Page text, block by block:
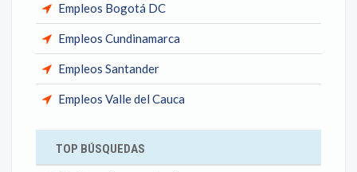
Empleos Bogotá DC
Empleos Cundinamarca
Empleos Santander
Empleos Valle del Cauca
TOP BÚSQUEDAS